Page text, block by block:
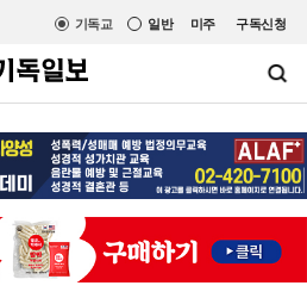
미주 구독신청
일반
기독교